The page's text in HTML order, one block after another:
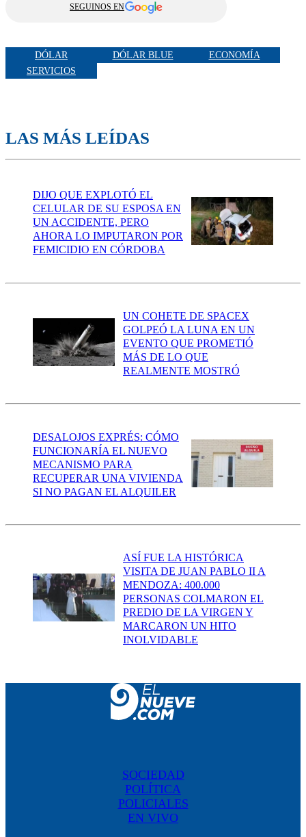
SEGUINOS EN
DÓLAR DÓLAR BLUE
ECONOMÍA
SERVICIOS
LAS MÁS LEÍDAS
DIJO QUE EXPLOTÓ EL
CELULAR DE SU ESPOSA EN
UN ACCIDENTE, PERO
AHORA LO IMPUTARON POR
FEMICIDIO EN CÓRDOBA
UN COHETE DE SPACEX
GOLPEÓ LA LUNA EN UN
EVENTO QUE PROMETIÓ
MÁS DE LO QUE
REALMENTE MOSTRÓ
DESALOJOS EXPRÉS: CÓMO
FUNCIONARÍA EL NUEVO
MECANISMO PARA
RECUPERAR UNA VIVIENDA
SI NO PAGAN EL ALQUILER
ASÍ FUE LA HISTÓRICA
VISITA DE JUAN PABLO II A
MENDOZA: 400.000
PERSONAS COLMARON EL
PREDIO DE LA VIRGEN Y
MARCARON UN HITO
INOLVIDABLE
SOCIEDAD
POLÍTICA
POLICIALES
EN VIVO